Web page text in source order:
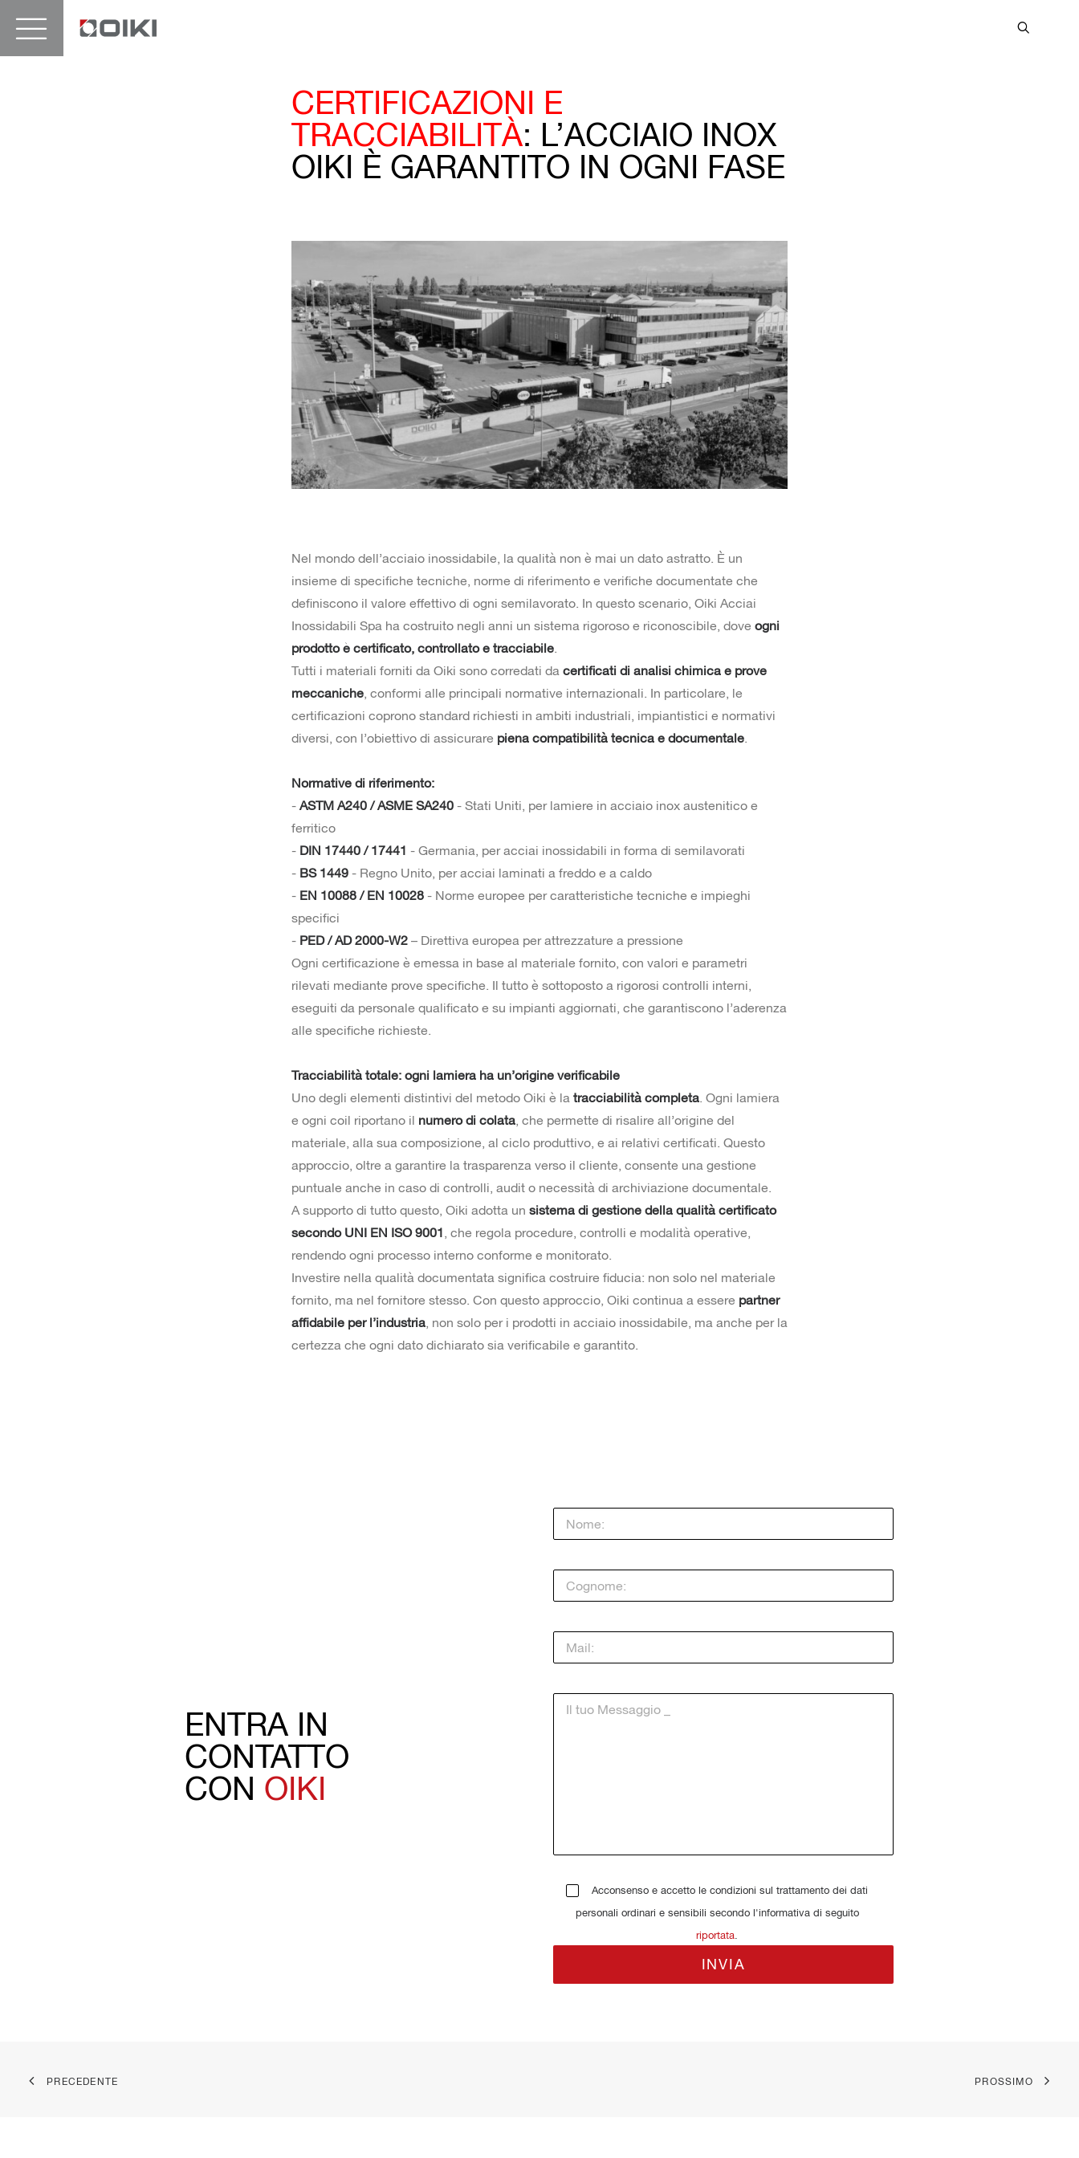
CERTIFICAZIONI E
TRACCIABILITÀ: L’ACCIAIO INOX
OIKI È GARANTITO IN OGNI FASE
Nel mondo dell’acciaio inossidabile, la qualità non è mai un dato astratto. È un
insieme di specifiche tecniche, norme di riferimento e verifiche documentate che
definiscono il valore effettivo di ogni semilavorato. In questo scenario, Oiki Acciai
Inossidabili Spa ha costruito negli anni un sistema rigoroso e riconoscibile, dove ogni
prodotto è certificato, controllato e tracciabile.
Tutti i materiali forniti da Oiki sono corredati da certificati di analisi chimica e prove
meccaniche, conformi alle principali normative internazionali. In particolare, le
certificazioni coprono standard richiesti in ambiti industriali, impiantistici e normativi
diversi, con l’obiettivo di assicurare piena compatibilità tecnica e documentale.
Normative di riferimento:
- ASTM A240 / ASME SA240 - Stati Uniti, per lamiere in acciaio inox austenitico e
ferritico
- DIN 17440 / 17441 - Germania, per acciai inossidabili in forma di semilavorati
- BS 1449 - Regno Unito, per acciai laminati a freddo e a caldo
- EN 10088 / EN 10028 - Norme europee per caratteristiche tecniche e impieghi
specifici
- PED / AD 2000-W2 – Direttiva europea per attrezzature a pressione
Ogni certificazione è emessa in base al materiale fornito, con valori e parametri
rilevati mediante prove specifiche. Il tutto è sottoposto a rigorosi controlli interni,
eseguiti da personale qualificato e su impianti aggiornati, che garantiscono l’aderenza
alle specifiche richieste.
Tracciabilità totale: ogni lamiera ha un’origine verificabile
Uno degli elementi distintivi del metodo Oiki è la tracciabilità completa. Ogni lamiera
e ogni coil riportano il numero di colata, che permette di risalire all’origine del
materiale, alla sua composizione, al ciclo produttivo, e ai relativi certificati. Questo
approccio, oltre a garantire la trasparenza verso il cliente, consente una gestione
puntuale anche in caso di controlli, audit o necessità di archiviazione documentale.
A supporto di tutto questo, Oiki adotta un sistema di gestione della qualità certificato
secondo UNI EN ISO 9001 , che regola procedure, controlli e modalità operative,
rendendo ogni processo interno conforme e monitorato.
Investire nella qualità documentata significa costruire fiducia: non solo nel materiale
fornito, ma nel fornitore stesso. Con questo approccio, Oiki continua a essere partner
affidabile per l’industria, non solo per i prodotti in acciaio inossidabile, ma anche per la
certezza che ogni dato dichiarato sia verificabile e garantito.
ENTRA IN
CONTATTO
CON OIKI
Acconsenso e accetto le condizioni sul trattamento dei dati
personali ordinari e sensibili secondo l'informativa di seguito
riportata.
PRECEDENTE PROSSIMO